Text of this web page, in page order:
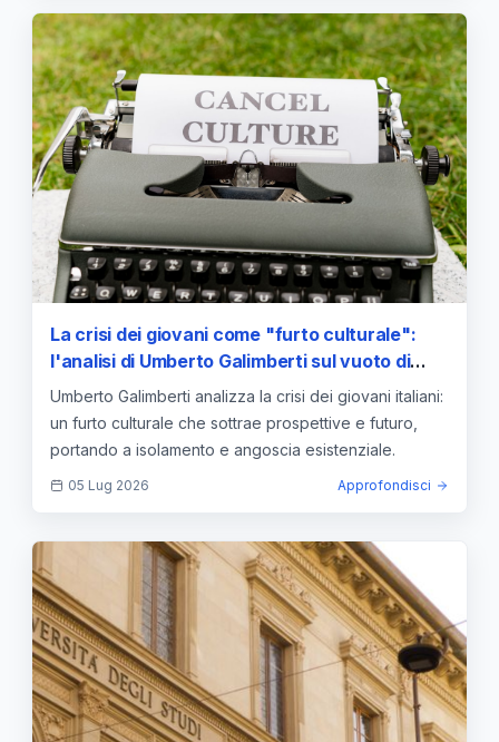
La crisi dei giovani come "furto culturale":
l'analisi di Umberto Galimberti sul vuoto di
prospettive
Umberto Galimberti analizza la crisi dei giovani italiani:
un furto culturale che sottrae prospettive e futuro,
portando a isolamento e angoscia esistenziale.
05 Lug 2026 Approfondisci